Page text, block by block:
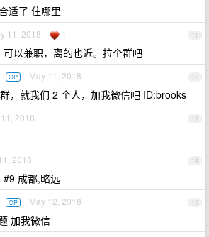
适了 住哪里
11
11, 2018 1
可以兼职，离的也近。拉个群吧
12
OP May 11, 2018
，就我们 2 个人，加我微信吧 ID:brooks
13
2018
14
2018
#9 成都,略远
15
OP May 12, 2018
加我微信